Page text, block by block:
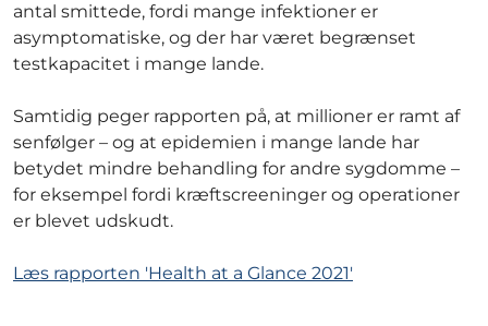
antal smittede, fordi mange infektioner er
asymptomatiske, og der har været begrænset
testkapacitet i mange lande.
Samtidig peger rapporten på, at millioner er ramt af
senfølger – og at epidemien i mange lande har
betydet mindre behandling for andre sygdomme –
for eksempel fordi kræftscreeninger og operationer
er blevet udskudt.
Læs rapporten 'Health at a Glance 2021'